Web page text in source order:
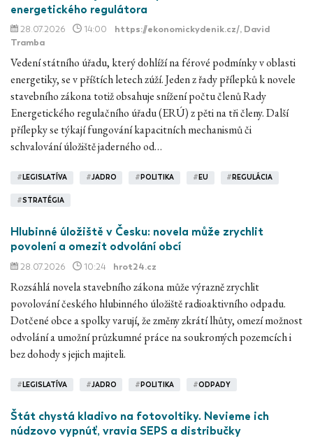
energetického regulátora
28.07.2026 14:00 https://ekonomickydenik.cz/, David
Tramba
Vedení státního úřadu, který dohlíží na férové podmínky v oblasti
energetiky, se v příštích letech zúží. Jeden z řady přílepků k novele
stavebního zákona totiž obsahuje snížení počtu členů Rady
Energetického regulačního úřadu (ERÚ) z pěti na tři členy. Další
přílepky se týkají fungování kapacitních mechanismů či
schvalování úložiště jaderného od…
# LEGISLATÍVA #JADRO # POLITIKA # EU # REGULÁCIA
#STRATÉGIA
Hlubinné úložiště v Česku: novela může zrychlit
povolení a omezit odvolání obcí
28.07.2026 10:24 hrot24.cz
Rozsáhlá novela stavebního zákona může výrazně zrychlit
povolování českého hlubinného úložiště radioaktivního odpadu.
Dotčené obce a spolky varují, že změny zkrátí lhůty, omezí možnost
odvolání a umožní průzkumné práce na soukromých pozemcích i
bez dohody s jejich majiteli.
# LEGISLATÍVA #JADRO # POLITIKA #ODPADY
Štát chystá kladivo na fotovoltiky. Nevieme ich
núdzovo vypnúť, vravia SEPS a distribučky